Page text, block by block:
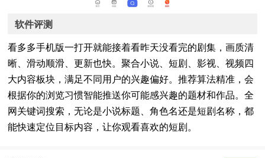
软件评测
看多多手机版一打开就能接着看昨天没看完的剧集，画质清
晰、滑动顺滑、更新也快。聚合小说、短剧、影视、视频四
大内容板块，满足不同用户的兴趣偏好。推荐算法精准，会
根据你的浏览习惯智能推送你可能感兴趣的题材和作品。全
网关键词搜索，无论是小说标题、角色名还是短剧名称，都
能快速定位目标内容，让你观看喜欢的短剧。